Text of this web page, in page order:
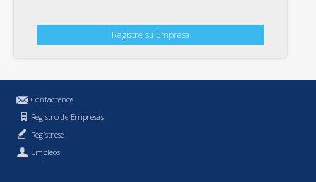
Registre su Empresa
Contáctenos
Registro de Empresas
Regístrese
Empleos